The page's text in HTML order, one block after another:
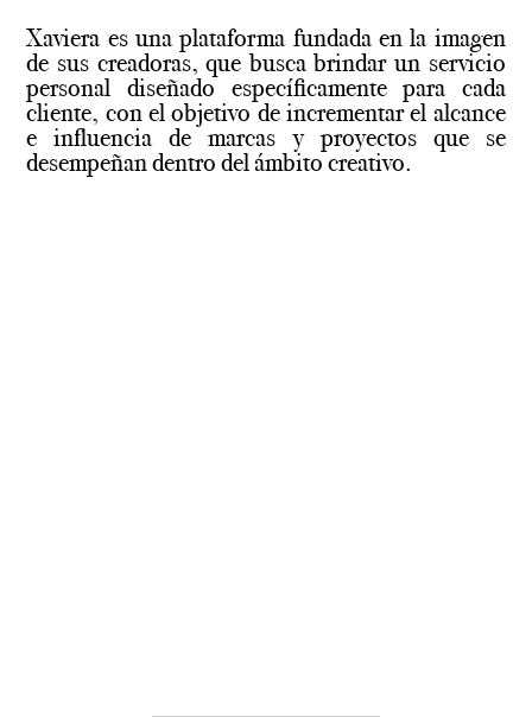
Xaviera es una plataforma fundada en la imagen
de sus creadoras, que busca brindar un servicio
personal diseñado específicamente para cada
cliente, con el objetivo de incrementar el alcance
e influencia de marcas y proyectos que se
desempeñan dentro del ámbito creativo.